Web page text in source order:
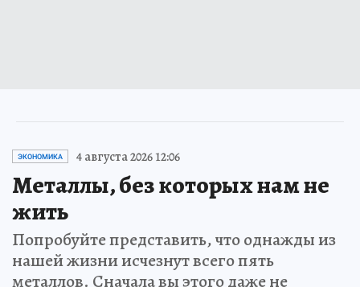
ЭКОНОМИКА 4 августа 2026 12:06
Металлы, без которых нам не
жить
Попробуйте представить, что однажды из
нашей жизни исчезнут всего пять
металлов. Сначала вы этого даже не